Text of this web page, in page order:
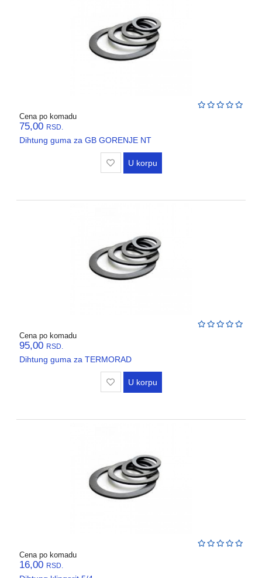
Cena po komadu
75,00 RSD.
Dihtung guma za GB GORENJE NT
U korpu
Cena po komadu
95,00 RSD.
Dihtung guma za TERMORAD
U korpu
Cena po komadu
16,00 RSD.